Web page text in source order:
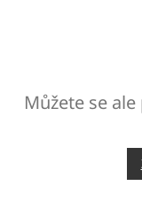
Můžete se